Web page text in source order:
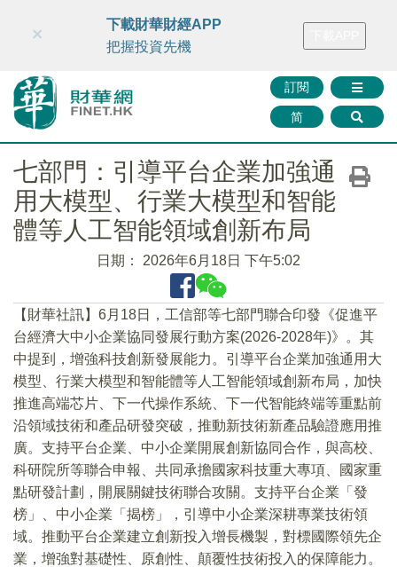
財華智庫網 FINTV FINMETA 財華證券 媒體矩陣
訂閱
简
×
下載財華財經APP
把握投資先機
七部門：引導平台企業加強通
用大模型、行業大模型和智能
體等人工智能領域創新布局
日期： 2026年6月18日 下午5:02
【財華社訊】6月18日，工信部等七部門聯合印發《促進平
台經濟大中小企業協同發展行動方案(2026-2028年)》。其
中提到，增強科技創新發展能力。引導平台企業加強通用大
模型、行業大模型和智能體等人工智能領域創新布局，加快
推進高端芯片、下一代操作系統、下一代智能終端等重點前
沿領域技術和產品研發突破，推動新技術新產品驗證應用推
廣。支持平台企業、中小企業開展創新協同合作，與高校、
科研院所等聯合申報、共同承擔國家科技重大專項、國家重
點研發計劃，開展關鍵技術聯合攻關。支持平台企業「發
榜」、中小企業「揭榜」，引導中小企業深耕專業技術領
域。推動平台企業建立創新投入增長機製，對標國際領先企
業，增強對基礎性、原創性、顛覆性技術投入的保障能力。